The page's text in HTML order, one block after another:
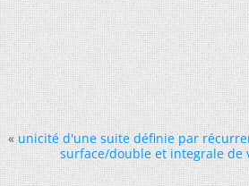
« unicité d'une suite définie par
surface/double et integrale de